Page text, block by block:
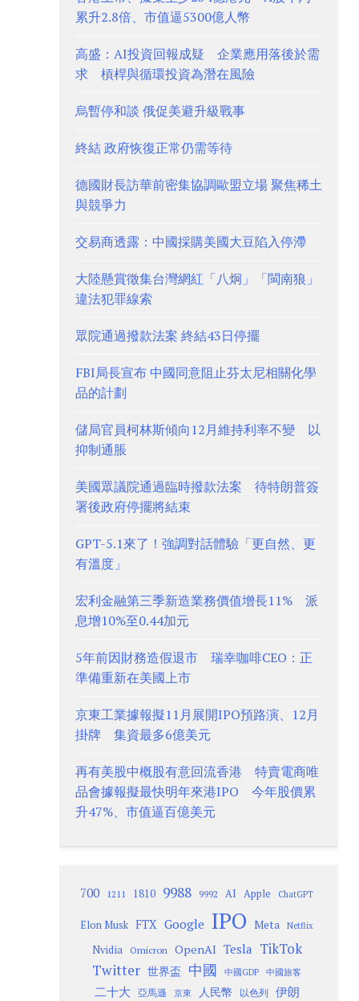
累升2.8倍、市值逼5300億人幣
高盛：AI投資回報成疑 企業應用落後於需
求 槓桿與循環投資為潛在風險
烏暫停和談 俄促美避升級戰事
終結 政府恢復正常仍需等待
德國財長訪華前密集協調歐盟立場 聚焦稀土
與競爭力
交易商透露：中國採購美國大豆陷入停滯
大陸懸賞徵集台灣網紅「八炯」「閩南狼」
違法犯罪線索
眾院通過撥款法案 終結43日停擺
FBI局長宣布 中國同意阻止芬太尼相關化學
品的計劃
儲局官員柯林斯傾向12月維持利率不變 以
抑制通脹
美國眾議院通過臨時撥款法案 待特朗普簽
署後政府停擺將結束
GPT-5.1來了！強調對話體驗「更自然、更
有溫度」
宏利金融第三季新造業務價值增長11% 派
息增10%至0.44加元
5年前因財務造假退市 瑞幸咖啡CEO：正
準備重新在美國上市
京東工業據報擬11月展開IPO預路演、12月
掛牌 集資最多6億美元
再有美股中概股有意回流香港 特賣電商唯
品會據報擬最快明年來港IPO 今年股價累
升47%、市值逼百億美元
700 1211 1810 9988 9992 AI Apple ChatGPT
Elon Musk FTX Google IPO Meta Netflix
Nvidia Omicron OpenAI Tesla TikTok
Twitter 世界盃 中國 中國GDP 中國旅客
二十大 亞馬遜 京東 人民幣 以色列 伊朗